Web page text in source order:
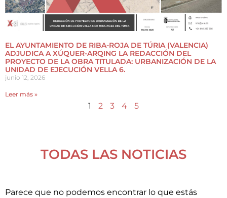
EL AYUNTAMIENTO DE RIBA-ROJA DE TÚRIA (VALENCIA)
ADJUDICA A XÚQUER-ARQING LA REDACCIÓN DEL
PROYECTO DE LA OBRA TITULADA: URBANIZACIÓN DE LA
UNIDAD DE EJECUCIÓN VELLA 6.
junio 12, 2026
Leer más »
1 2 3 4 5
TODAS LAS NOTICIAS
Parece que no podemos encontrar lo que estás